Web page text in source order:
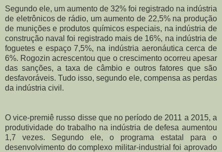
Segundo ele, um aumento de 32% foi registrado na indústria
de eletrônicos de rádio, um aumento de 22,5% na produção
de munições e produtos químicos especiais, na indústria de
construção naval foi registrado mais de 16%, na indústria de
foguetes e espaço 7,5%, na indústria aeronáutica cerca de
6%. Rogozin acrescentou que o crescimento ocorreu apesar
das sanções, a taxa de câmbio e outros fatores que são
desfavoráveis. Tudo isso, segundo ele, compensa as perdas
da indústria civil.
O vice-premiê russo disse que no período de 2011 a 2015, a
produtividade do trabalho na indústria de defesa aumentou
1,7 vezes. Segundo ele, o programa estatal para o
desenvolvimento do complexo militar-industrial foi aprovado